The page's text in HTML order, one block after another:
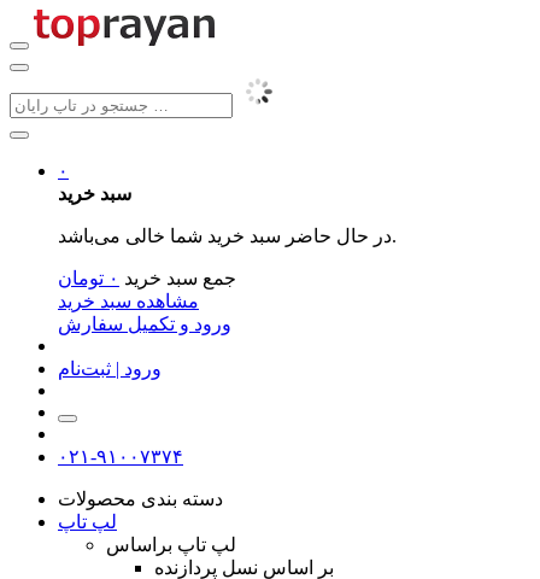
۰
سبد خرید
در حال حاضر سبد خرید شما خالی می‌باشد.
جمع سبد خرید ۰ تومان
مشاهده سبد خرید
ورود و تکمیل سفارش
ورود | ثبت‌نام
۰۲۱-۹۱۰۰۷۳۷۴
دسته بندی محصولات
لپ تاپ
لپ تاپ براساس
بر اساس نسل پردازنده